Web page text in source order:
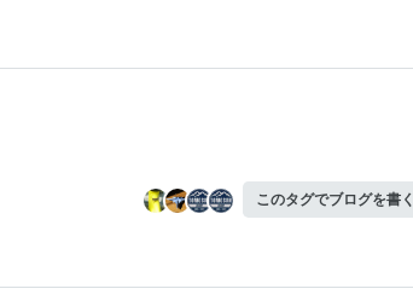
このタグでブログを書く